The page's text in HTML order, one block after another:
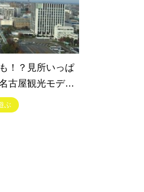
！？見所いっぱ
古屋観光モデ…
ぶ